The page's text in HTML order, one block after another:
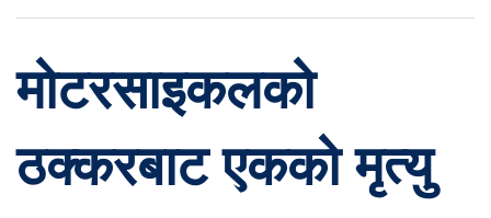
मोटरसाइकलको
ठक्करबाट एकको मृत्यु